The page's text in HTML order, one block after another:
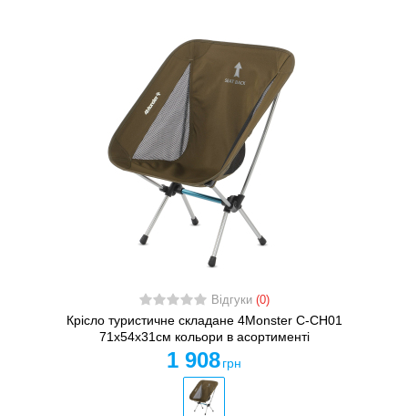
Відгуки (0)
Крісло туристичне складане 4Monster C-CH01
71х54х31см кольори в асортименті
1 908 грн